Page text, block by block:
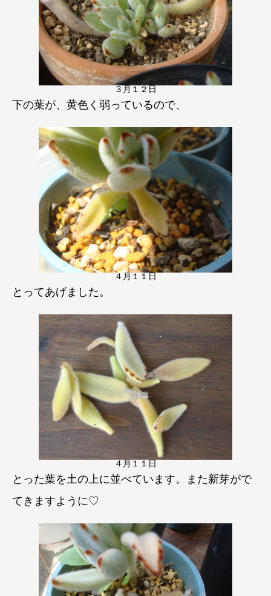
３月１２日
下の葉が、黄色く弱っているので、
４月１１日
とってあげました。
４月１１日
とった葉を土の上に並べています。また新芽がで
てきますように♡